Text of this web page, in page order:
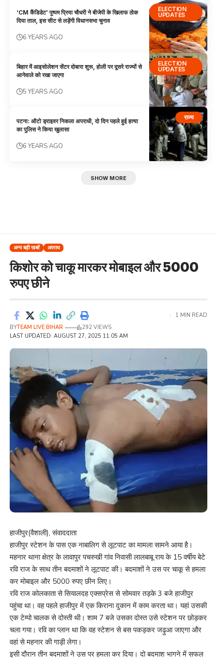
ELECTION
UPDATES
‘CM कैंडिडेट’ पुष्पम प्रिया चौधरी ने बीजेपी के खिलाफ ठोक
दिया ताल, इस सीट से लड़ेंगी विधानसभा चुनाव
6 YEARS AGO
ELECTION
UPDATES
बिहार में आइसोलेशन सेंटर दोबारा शुरू, होली पर दूसरे राज्‍यों से
आनेवाले को रखा जाएगा
5 YEARS AGO
राज्य
पटना: ऑटो ड्राइवर निकला अपराधी, दो दिन पहले हुई हत्या
का पुलिस ने किया खुलासा
6 YEARS AGO
SHOW MORE
अन्य बड़ी खबरें अपराध
किशोर को चाकू मारकर मोबाइल और 5000
रुपए छीने
LAST UPDATED: AUGUST 27, 2025 11:05 AM
BYTEAM LIVE BIHAR 292 VIEWS
1 MIN READ
हाजीपुर(वैशाली), संवाददाता
हाजीपुर स्टेशन के पास एक नाबालिग से लूटपाट का मामला सामने आया है।
महनार थाना क्षेत्र के लावापुर पचरुखी गांव निवासी लालबाबू राय के 15 वर्षीय बेटे
रवि राज के साथ तीन बदमाशों ने लूटपाट की। बदमाशों ने उस पर चाकू से हमला
कर मोबाइल और 5000 रुपए छीन लिए।
रवि राज कोलकाता से सियालदह एक्सप्रेस से सोमवार तड़के 3 बजे हाजीपुर
पहुंचा था। वह पहले हाजीपुर में एक किराना दुकान में काम करता था। यहां उसकी
एक टेम्पो चालक से दोस्ती थी। शाम 7 बजे उसका दोस्त उसे स्टेशन पर छोड़कर
चला गया। रवि का प्लान था कि वह स्टेशन से बस पकड़कर जढ़ुआ जाएगा और
वहां से महनार की गाड़ी लेगा।
इसी दौरान तीन बदमाशों ने उस पर हमला कर दिया। दो बदमाश भागने में सफल